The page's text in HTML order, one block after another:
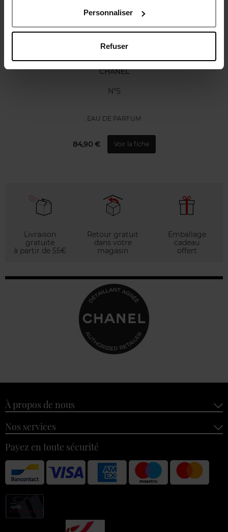
Personnaliser
Refuser
CHANEL
N°5
EAU DE PARFUM
84,90 € Voir la fiche
Livraison
gratuite
à partir de 55€
Retour gratuit
dans votre
magasin
Emballage
cadeau
offert
À propos de nous
Nos services
Payez en toute sécurité